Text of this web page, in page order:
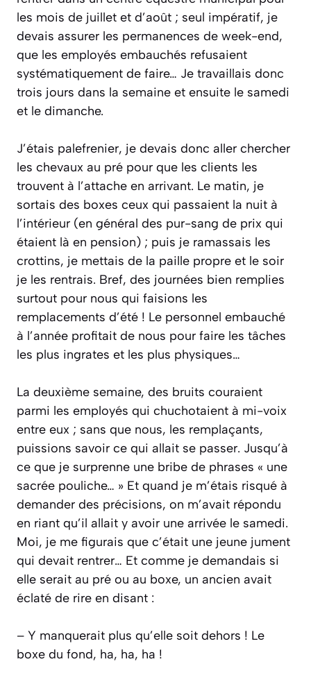
les mois de juillet et d’août ; seul impératif, je
devais assurer les permanences de week-end,
que les employés embauchés refusaient
systématiquement de faire… Je travaillais donc
trois jours dans la semaine et ensuite le samedi
et le dimanche.
J’étais palefrenier, je devais donc aller chercher
les chevaux au pré pour que les clients les
trouvent à l’attache en arrivant. Le matin, je
sortais des boxes ceux qui passaient la nuit à
l’intérieur (en général des pur-sang de prix qui
étaient là en pension) ; puis je ramassais les
crottins, je mettais de la paille propre et le soir
je les rentrais. Bref, des journées bien remplies
surtout pour nous qui faisions les
remplacements d’été ! Le personnel embauché
à l’année profitait de nous pour faire les tâches
les plus ingrates et les plus physiques…
La deuxième semaine, des bruits couraient
parmi les employés qui chuchotaient à mi-voix
entre eux ; sans que nous, les remplaçants,
puissions savoir ce qui allait se passer. Jusqu’à
ce que je surprenne une bribe de phrases « une
sacrée pouliche… » Et quand je m’étais risqué à
demander des précisions, on m’avait répondu
en riant qu’il allait y avoir une arrivée le samedi.
Moi, je me figurais que c’était une jeune jument
qui devait rentrer… Et comme je demandais si
elle serait au pré ou au boxe, un ancien avait
éclaté de rire en disant :
– Y manquerait plus qu’elle soit dehors ! Le
boxe du fond, ha, ha, ha !